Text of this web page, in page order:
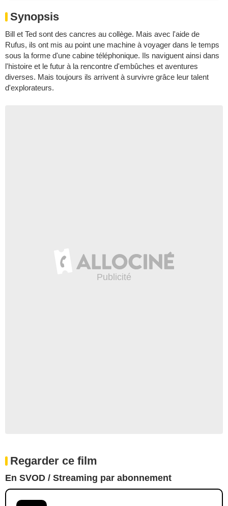
Synopsis
Bill et Ted sont des cancres au collège. Mais avec l'aide de
Rufus, ils ont mis au point une machine à voyager dans le temps
sous la forme d'une cabine téléphonique. Ils naviguent ainsi dans
l'histoire et le futur à la rencontre d'embûches et aventures
diverses. Mais toujours ils arrivent à survivre grâce leur talent
d'explorateurs.
Regarder ce film
En SVOD / Streaming par abonnement